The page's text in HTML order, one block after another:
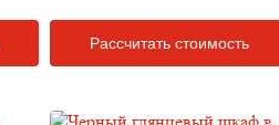
Рассчитать стоимость